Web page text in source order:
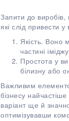
Запити до
які слід привести
Якість. Воно
частині
Простота у
білизну або
Важливим
бізнесу
варіант ще й
оптимізувавши